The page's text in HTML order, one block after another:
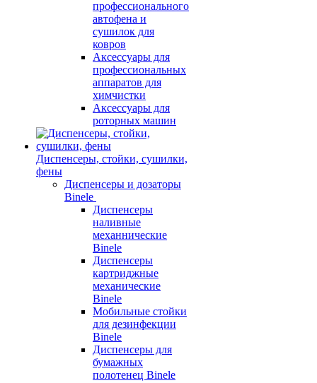
профессионального
автофена и
сушилок для
ковров
Аксессуары для
профессиональных
аппаратов для
химчистки
Аксессуары для
роторных машин
Диспенсеры, стойки, сушилки,
фены
Диспенсеры и дозаторы
Binele
Диспенсеры
наливные
механнические
Binele
Диспенсеры
картриджные
механические
Binele
Мобильные стойки
для дезинфекции
Binele
Диспенсеры для
бумажных
полотенец Binele